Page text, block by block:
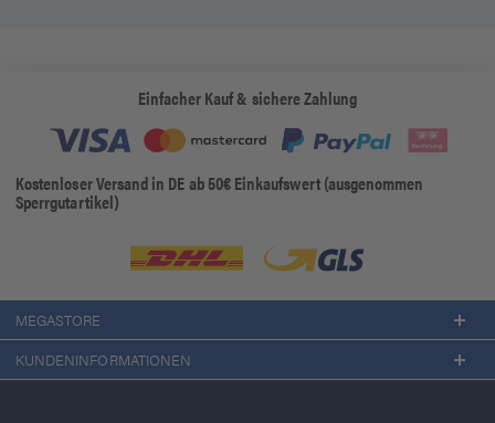
Einfacher Kauf & sichere Zahlung
Kostenloser Versand in DE ab 50€ Einkaufswert (ausgenommen
Sperrgutartikel)
MEGASTORE
KUNDENINFORMATIONEN